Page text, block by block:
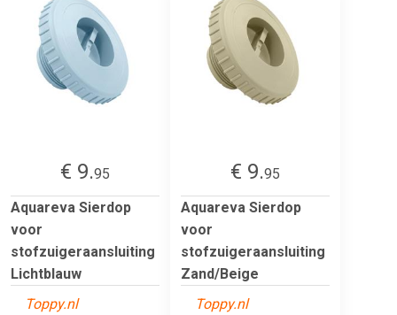
€ 9.95
Aquareva Sierdop
voor
stofzuigeraansluiting
Lichtblauw
Toppy.nl
€ 9.95
Aquareva Sierdop
voor
stofzuigeraansluiting
Zand/Beige
Toppy.nl